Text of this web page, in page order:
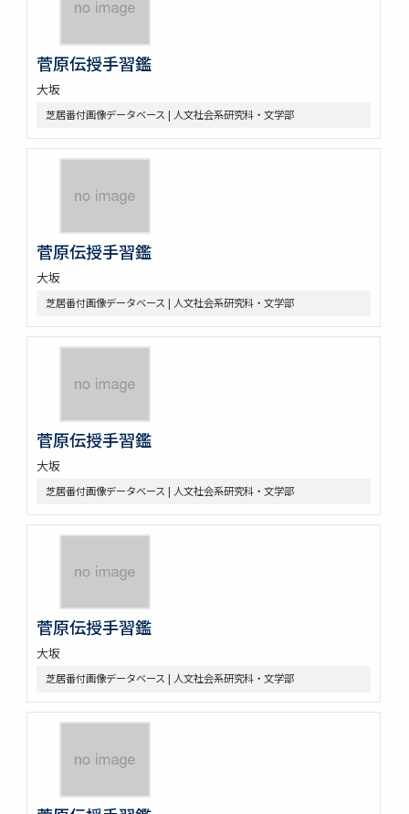
菅原伝授手習鑑
大坂
芝居番付画像データベース | 人文社会系研究科・文学部
菅原伝授手習鑑
大坂
芝居番付画像データベース | 人文社会系研究科・文学部
菅原伝授手習鑑
大坂
芝居番付画像データベース | 人文社会系研究科・文学部
菅原伝授手習鑑
大坂
芝居番付画像データベース | 人文社会系研究科・文学部